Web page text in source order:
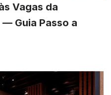
Vagas da
Guia Passo a